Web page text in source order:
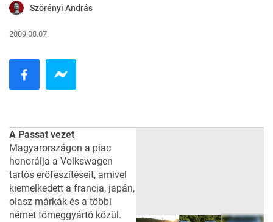
Szörényi András
2009.08.07.
A Passat vezet
Magyarországon a piac
honorálja a Volkswagen
tartós erőfeszítéseit, amivel
kiemelkedett a francia, japán,
olasz márkák és a többi
német tömeggyártó közül.